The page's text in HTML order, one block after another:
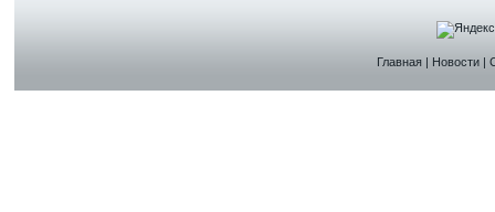
Главная| Новости|